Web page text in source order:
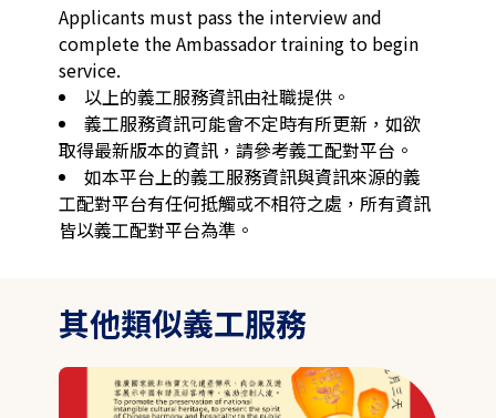
Applicants must pass the interview and
complete the Ambassador training to begin
service.
以上的義工服務資訊由社職提供。
義工服務資訊可能會不定時有所更新，如欲
取得最新版本的資訊，請參考義工配對平台。
如本平台上的義工服務資訊與資訊來源的義
工配對平台有任何抵觸或不相符之處，所有資訊
皆以義工配對平台為準。
其他類似義工服務